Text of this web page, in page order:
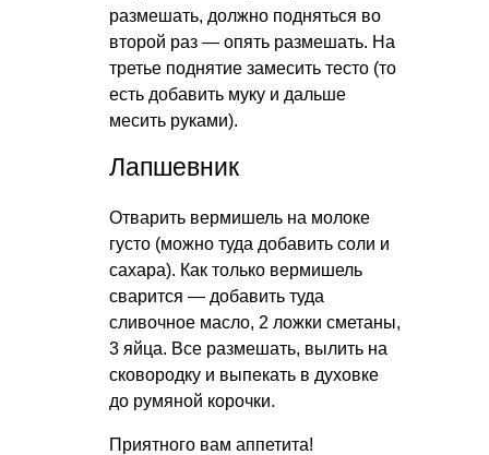
размешать, должно подняться во
второй раз — опять размешать. На
третье поднятие замесить тесто (то
есть добавить муку и дальше
месить руками).
Лапшевник
Отварить вермишель на молоке
густо (можно туда добавить соли и
сахара). Как только вермишель
сварится — добавить туда
сливочное масло, 2 ложки сметаны,
3 яйца. Все размешать, вылить на
сковородку и выпекать в духовке
до румяной корочки.
Приятного вам аппетита!